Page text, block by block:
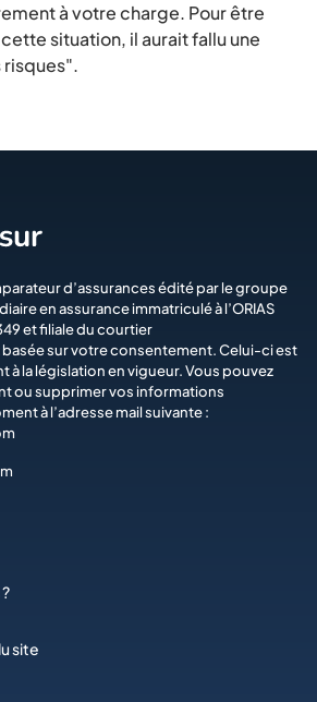
à votre charge. Pour être
situation, il aurait fallu une
d’assurances édité par le groupe
en assurance immatriculé à l’ORIAS
et filiale du courtier
sur votre consentement. Celui-ci est
la législation en vigueur. Vous pouvez
ou supprimer vos informations
à l’adresse mail suivante :
site